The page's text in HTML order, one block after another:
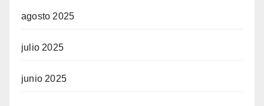
agosto 2025
julio 2025
junio 2025